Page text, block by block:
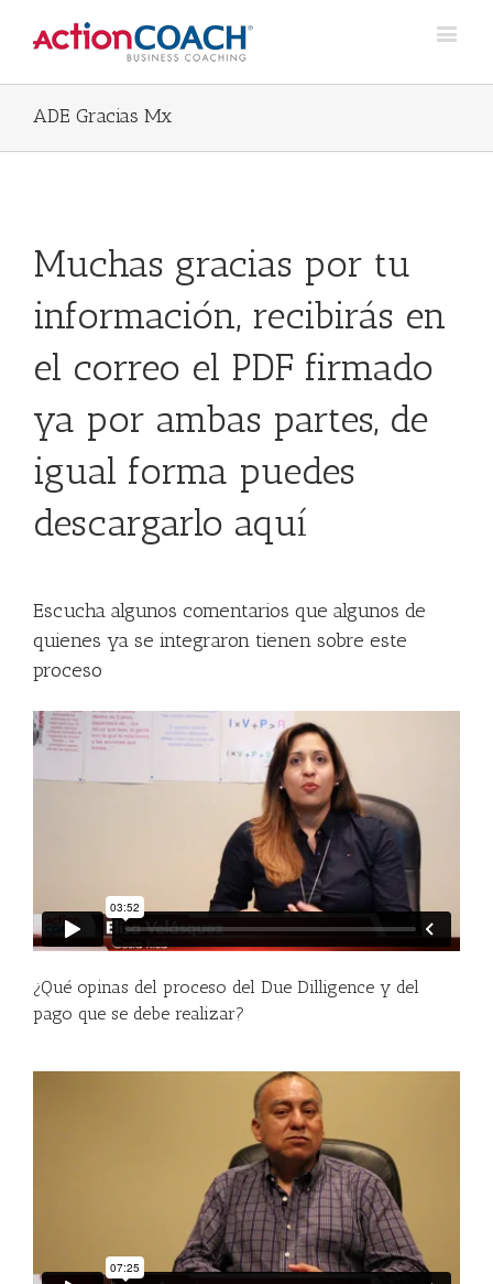
ADE Gracias Mx
Muchas gracias por tu
información, recibirás en
el correo el PDF firmado
ya por ambas partes, de
igual forma puedes
descargarlo aquí
Escucha algunos comentarios que algunos de
quienes ya se integraron tienen sobre este
proceso
¿Qué opinas del proceso del Due Dilligence y del
pago que se debe realizar?